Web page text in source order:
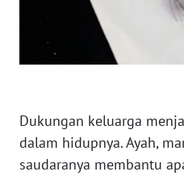
Dukungan keluarga
dalam hidupnya. Ayah,
saudaranya membantu
KARAWANG
WN
BOGOR